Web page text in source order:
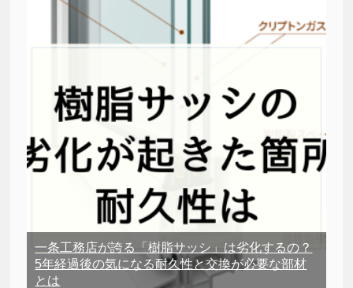
一条工務店が誇る「樹脂サッシ」は劣化するの？
5年経過後の気になる耐久性と交換が必要な部材
とは